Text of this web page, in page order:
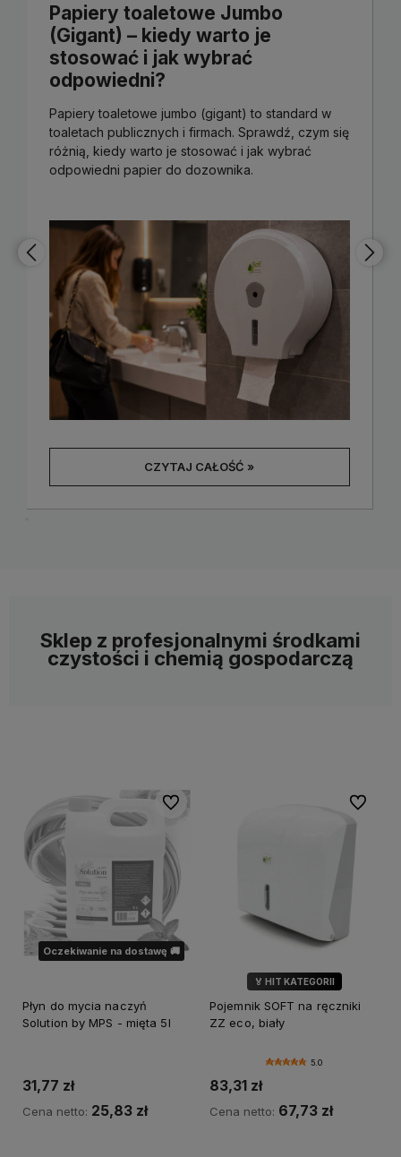
Papiery toaletowe Jumbo
(Gigant) – kiedy warto je
stosować i jak wybrać
odpowiedni?
Papiery toaletowe jumbo (gigant) to standard w
toaletach publicznych i firmach. Sprawdź, czym się
różnią, kiedy warto je stosować i jak wybrać
odpowiedni papier do dozownika.
CZYTAJ CAŁOŚĆ »
Sklep z profesjonalnymi środkami
czystości i chemią gospodarczą
Oczekiwanie na dostawę 🚚
Płyn do mycia naczyń
Solution by MPS - mięta 5l
31,77 zł
Cena netto: 25,83 zł
Do ulubionych
🏅 HIT KATEGORII
🌿 MARKA SOFT
Pojemnik SOFT na ręczniki
ZZ eco, biały
5.0
83,31 zł
Cena netto: 67,73 zł
Do